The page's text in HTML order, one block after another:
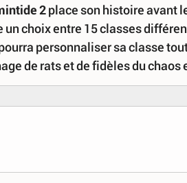
2place son histoire avant
un choix entre 15 classes
personnaliser sa classe
de rats et de fidèles du chaos